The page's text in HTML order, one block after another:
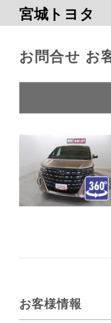
宮城トヨタ
お問合せ お
お客様情報